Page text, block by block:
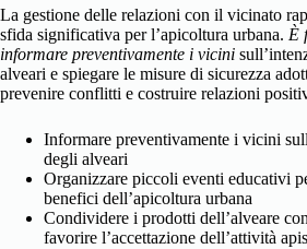
La gestione delle relazioni con il vicinato
sfida significativa per l’apicoltura urbana. È
informare preventivamente i vicini
alveari e spiegare le misure di sicurezza
prevenire conflitti e costruire relazioni
Informare preventivamente i vicini
degli alveari
Organizzare piccoli eventi educativi
benefici dell’apicoltura urbana
Condividere i prodotti dell’alveare
favorire l’accettazione dell’attività